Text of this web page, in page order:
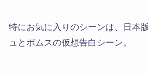
特にお気に入りのシーンは、日本
ュとボムスの仮想告白シーン。